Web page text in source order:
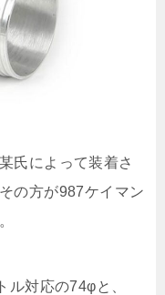
氏によって装着さ
の方が987ケイマン
ル対応の74φと、